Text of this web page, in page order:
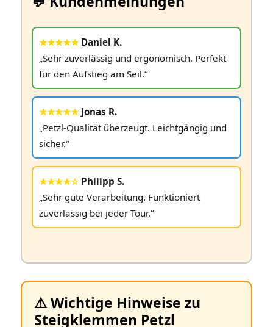
★★★★★Daniel K.
„Sehr zuverlässig und ergonomisch. Perfekt
für den Aufstieg am Seil.“
★★★★★Jonas R.
„Petzl‑Qualität überzeugt. Leichtgängig und
sicher.“
★★★★☆Philipp S.
„Sehr gute Verarbeitung. Funktioniert
zuverlässig bei jeder Tour.“
⚠️ Wichtige Hinweise zu
Steigklemmen Petzl